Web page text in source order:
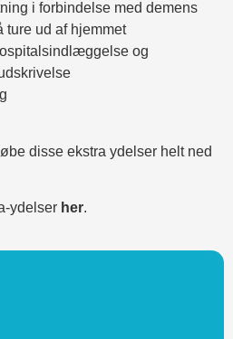
i forbindelse med demens
ture ud af hjemmet
og
disse ekstra ydelser helt ned
ydelser her.